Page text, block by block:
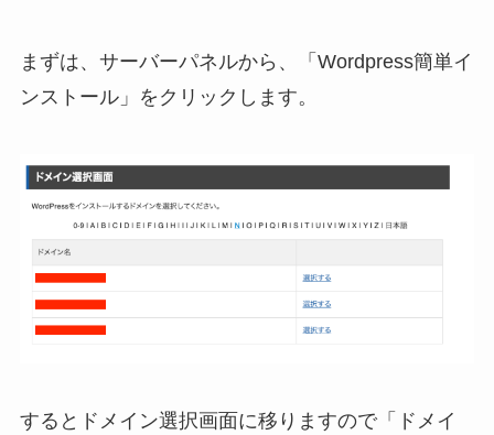
まずは、サーバーパネルから、「Wordpress簡単イ
ンストール」をクリックします。
するとドメイン選択画面に移りますので「ドメイ